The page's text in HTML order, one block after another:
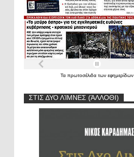
Τα πρωτοσέλιδα των εφημερίδων
ΣΤΙΣ ΔΥΟ ΛΊΜΝΕΣ (ΆΛΛΟΘΙ)